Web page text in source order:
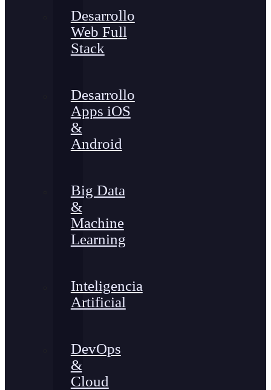
Desarrollo
Web Full
Stack
Desarrollo
Apps iOS
&
Android
Big Data
&
Machine
Learning
Inteligencia
Artificial
DevOps
&
Cloud